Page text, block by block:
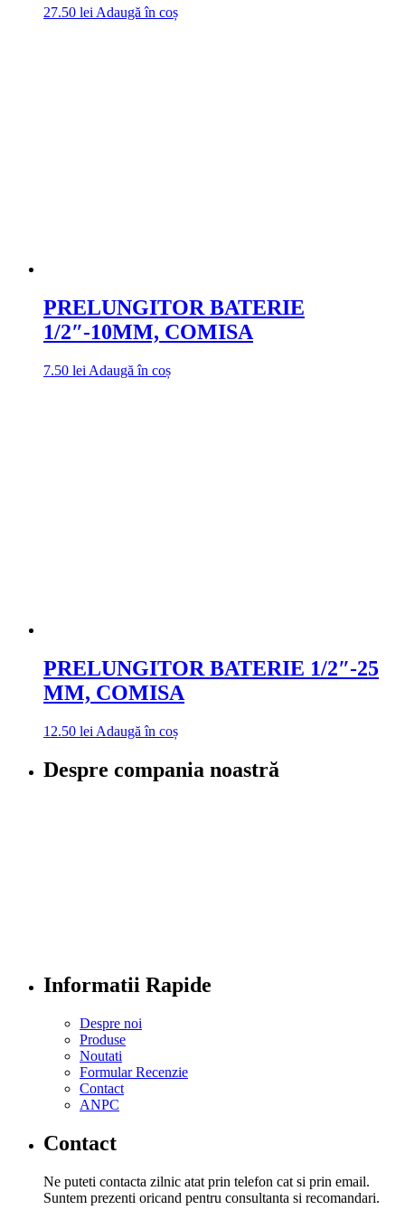
27.50 lei Adaugă în coș
PRELUNGITOR BATERIE
1/2″-10MM, COMISA
7.50 lei Adaugă în coș
PRELUNGITOR BATERIE 1/2″-25
MM, COMISA
12.50 lei Adaugă în coș
Despre compania noastră
Informatii Rapide
Despre noi
Produse
Noutati
Formular Recenzie
Contact
ANPC
Contact
Ne puteti contacta zilnic atat prin telefon cat si prin email.
Suntem prezenti oricand pentru consultanta si recomandari.